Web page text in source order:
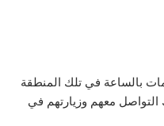
بالساعة في تلك المنطقة
معهم وزيارتهم في